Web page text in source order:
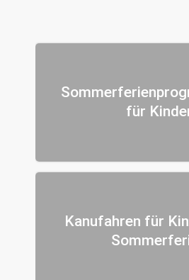
für
Kanufahren für